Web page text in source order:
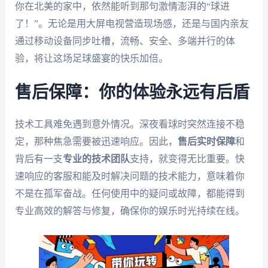
你在北美的家中，依然能听到那句激情澎湃的“球进
了！”。无论是用大屏电视营造现场感，还是与国内亲友
通过移动设备同步吐槽，流畅、安全、多端并行的体
验，将让这场足球盛宴的快乐加倍。
售后保障：你的体验永远有后盾
技术工具难免遇到意外情况。深夜看球时突然连接不稳
定，那种焦急需要被迅速响应。因此， 售后实时保障和
背后有一支专业的技术团队支持，就变得无比重要。快
速响应的客服和能及时解决问题的技术能力，意味着你
不是在孤军奋战。任何使用中的疑问或故障，都能得到
专业高效的解答与修复，确保你的娱乐时光持续在线。